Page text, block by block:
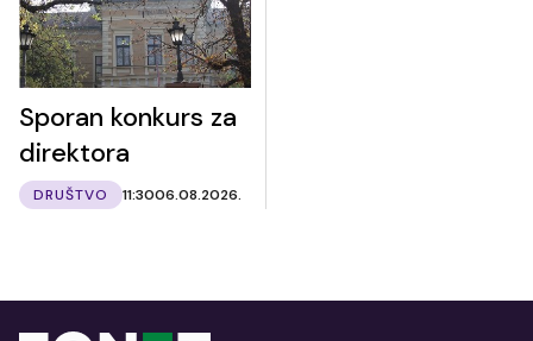
Sporan konkurs za
direktora
DRUŠTVO 11:3006.08.2026.